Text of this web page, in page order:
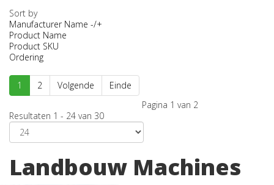
Sort by
Manufacturer Name -/+
Product Name
Product SKU
Ordering
1 2 Volgende
Einde
Pagina 1 van 2
Resultaten 1 - 24 van 30
Landbouw Machines